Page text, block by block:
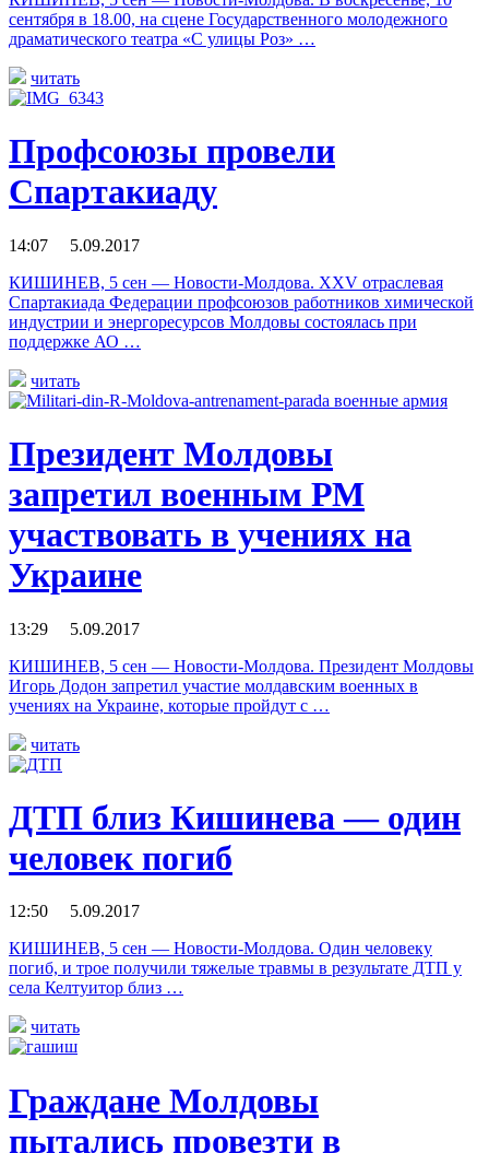
сентября в 18.00, на сцене Государственного молодежного
драматического театра «С улицы Роз» …
читать
Профсоюзы провели
Спартакиаду
14:07 5.09.2017
КИШИНЕВ, 5 сен — Новости-Молдова. XXV отраслевая
Спартакиада Федерации профсоюзов работников химической
индустрии и энергоресурсов Молдовы состоялась при
поддержке АО …
читать
Президент Молдовы
запретил военным РМ
участвовать в учениях на
Украине
13:29 5.09.2017
КИШИНЕВ, 5 сен — Новости-Молдова. Президент Молдовы
Игорь Додон запретил участие молдавским военных в
учениях на Украине, которые пройдут с …
читать
ДТП близ Кишинева — один
человек погиб
12:50 5.09.2017
КИШИНЕВ, 5 сен — Новости-Молдова. Один человеку
погиб, и трое получили тяжелые травмы в результате ДТП у
села Келтуитор близ …
читать
Граждане Молдовы
пытались провезти в